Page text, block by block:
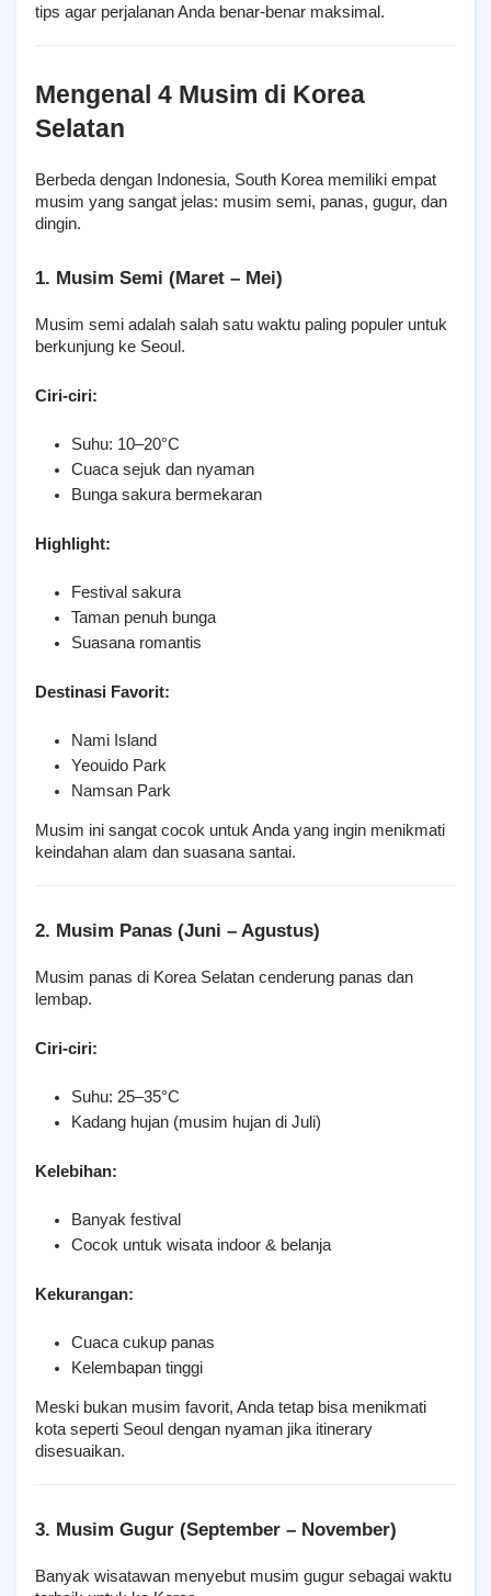
tips agar perjalanan Anda benar-benar maksimal.
Mengenal 4 Musim di Korea
Selatan
Berbeda dengan Indonesia, South Korea memiliki empat
musim yang sangat jelas: musim semi, panas, gugur, dan
dingin.
1. Musim Semi (Maret – Mei)
Musim semi adalah salah satu waktu paling populer untuk
berkunjung ke Seoul.
Ciri-ciri:
Suhu: 10–20°C
Cuaca sejuk dan nyaman
Bunga sakura bermekaran
Highlight:
Festival sakura
Taman penuh bunga
Suasana romantis
Destinasi Favorit:
Nami Island
Yeouido Park
Namsan Park
Musim ini sangat cocok untuk Anda yang ingin menikmati
keindahan alam dan suasana santai.
2. Musim Panas (Juni – Agustus)
Musim panas di Korea Selatan cenderung panas dan
lembap.
Ciri-ciri:
Suhu: 25–35°C
Kadang hujan (musim hujan di Juli)
Kelebihan:
Banyak festival
Cocok untuk wisata indoor & belanja
Kekurangan:
Cuaca cukup panas
Kelembapan tinggi
Meski bukan musim favorit, Anda tetap bisa menikmati
kota seperti Seoul dengan nyaman jika itinerary
disesuaikan.
3. Musim Gugur (September – November)
Banyak wisatawan menyebut musim gugur sebagai waktu